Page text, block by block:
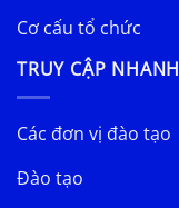
Cơ cấu tổ chức
TRUY CẬP NHANH
Các đơn vị đào tạo
Đào tạo